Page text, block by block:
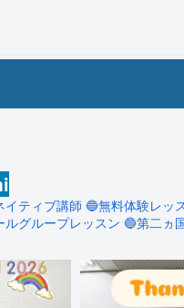
イティブ講師 🔵無料体験レッ
グループレッスン 🔵第二ヵ